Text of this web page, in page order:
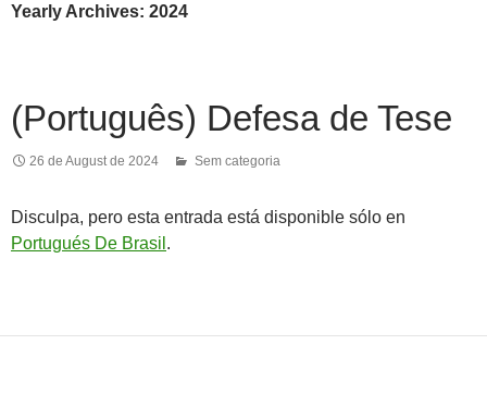
Yearly Archives: 2024
(Português) Defesa de Tese
26 de August de 2024 Sem categoria
Disculpa, pero esta entrada está disponible sólo en
Portugués De Brasil .